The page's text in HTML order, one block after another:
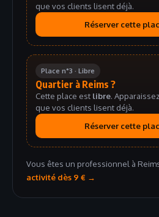
que vos clients lisent déjà.
Réserver cette
Place n°3 · Libre
Quartier à Reims ?
Cette place est libre.
que vos clients lisent déjà.
Réserver cette
Vous êtes un professionnel à
activité dès 9 € →